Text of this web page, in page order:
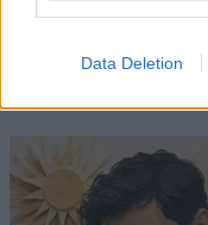
Data Deletion
Ιατρικό θαύμα: